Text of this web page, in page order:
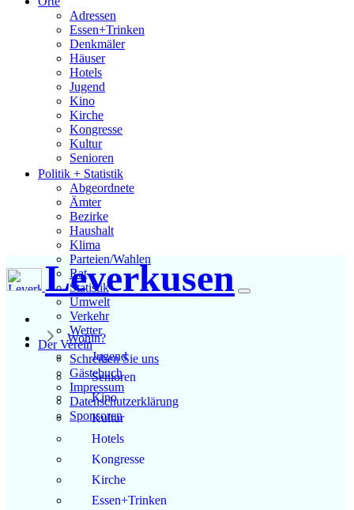
Sport
Who is who
Wohnen
Adressen
Essen+Trinken
Denkmäler
Häuser
Hotels
Jugend
Kino
Kirche
Kongresse
Kultur
Senioren
Stadtführer
Straßen
Politik + Statistik
Abgeordnete
Ämter
Bezirke
Haushalt
Klima
Parteien/Wahlen
Rat
Statistik
Umwelt
Verkehr
Wetter
Der Verein
Schreiben Sie uns
Gästebuch
Impressum
Datenschutzerklärung
Sponsoren
Leverkusen
Wohin?
Jugend
Senioren
Kino
Kultur
Hotels
Kongresse
Kirche
Essen+Trinken